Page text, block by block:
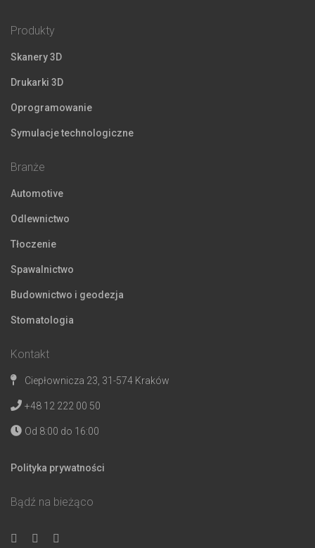
Produkty
Skanery 3D
Drukarki 3D
Oprogramowanie
Symulacje technologiczne
Branże
Automotive
Odlewnictwo
Tłoczenie
Spawalnictwo
Budownictwo i geodezja
Stomatologia
Kontakt
Ciepłownicza 23, 31-574 Kraków
+48 12 222 00 50
Od 8:00 do 16:00
Polityka prywatności
Bądź na bieżąco